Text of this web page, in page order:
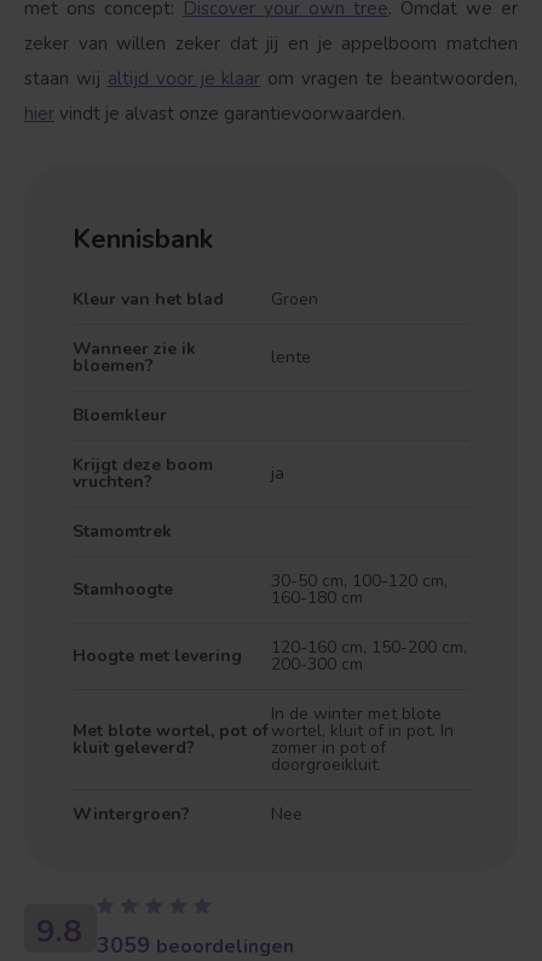
met ons concept: Discover your own tree. Omdat we er
zeker van willen zeker dat jij en je appelboom matchen
staan wij altijd voor je klaar om vragen te beantwoorden,
hier vindt je alvast onze garantievoorwaarden.
Kennisbank
Kleur van het blad Groen
Wanneer zie ik
bloemen? lente
Bloemkleur
Krijgt deze boom
vruchten? ja
Stamomtrek
Stamhoogte 30-50 cm, 100-120 cm,
160-180 cm
Hoogte met levering 120-160 cm, 150-200 cm,
200-300 cm
Met blote wortel, pot of
kluit geleverd?
In de winter met blote
wortel, kluit of in pot. In
zomer in pot of
doorgroeikluit.
Wintergroen? Nee
9.8 3059 beoordelingen
Treurvorm